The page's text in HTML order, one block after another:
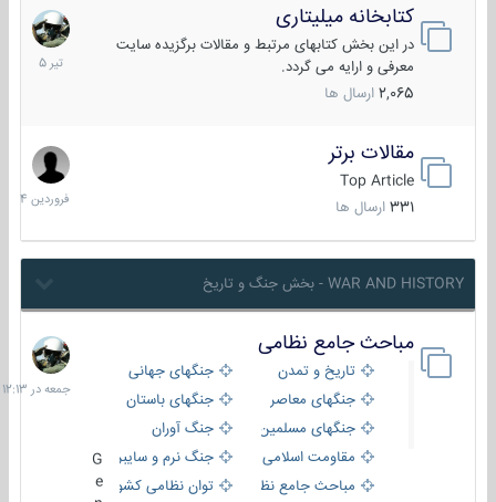
کتابخانه میلیتاری
در این بخش کتابهای مرتبط و مقالات برگزیده سایت
معرفی و ارایه می گردد.
2,065 ارسال ها
16
تیر
1405
مقالات برتر
Top Article
331 ارسال ها
29
فروردین
1404
WAR AND HISTORY - بخش جنگ و تاریخ
مباحث جامع نظامی
تاریخ و تمدن
جنگهای جهانی
جنگهای معاصر
جنگهای باستان
جنگهای مسلمین
جنگ آوران
مقاومت اسلامی
جنگ نرم و سایبری
مباحث جامع نظامی
توان نظامی کشورها
جمعه
در
12:13